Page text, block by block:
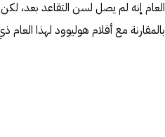
العام إنه لم يصل لسن التقاعد بعد،
بالمقارنة مع أفلام هوليوود لهذا العام